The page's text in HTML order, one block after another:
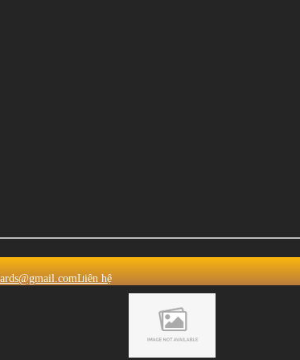
Liên hệ